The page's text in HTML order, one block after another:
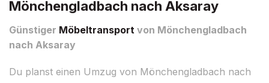
Mönchengladbach nach Aksaray
Günstiger Möbeltransport von Mönchengladbach
nach Aksaray
Du planst einen Umzug von Mönchengladbach nach